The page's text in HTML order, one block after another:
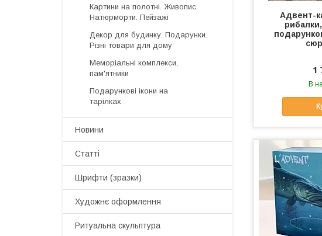
Адвент-
1
В
Картини на полотні. Живопис.
Натюрморти. Пейзажі
Декор для будинку. Подарунки.
Різні товари для дому
Меморіальні комплекси,
пам'ятники
Подарункові ікони на
тарілках
Новини
Статті
Шрифти (зразки)
Художнє оформлення
Ритуальна скульптура